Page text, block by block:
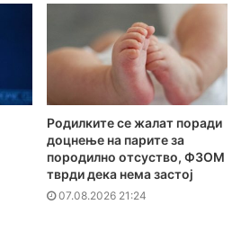
Родилките се жалат поради
доцнење на парите за
породилно отсуство, ФЗОМ
тврди дека нема застој
07.08.2026 21:24